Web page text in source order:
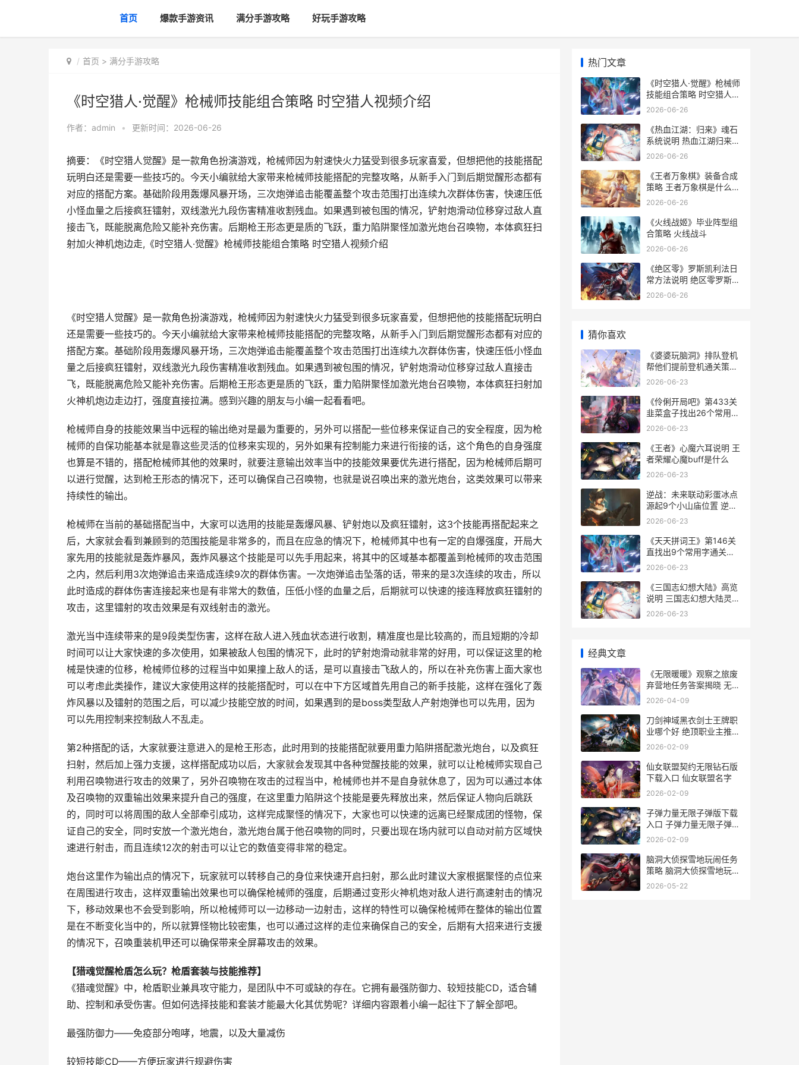
首页 爆款手游资讯 满分手游攻略 好玩手游攻略
首页 > 满分手游攻略
《时空猎人·觉醒》枪械师技能组合策略 时空猎人视频介绍
作者： admin • 更新时间：2026-06-26
摘要：《时空猎人觉醒》是一款角色扮演游戏，枪械师因为射速快火力猛受到很多玩家喜爱，但想把他的技能搭配
玩明白还是需要一些技巧的。今天小编就给大家带来枪械师技能搭配的完整攻略，从新手入门到后期觉醒形态都有
对应的搭配方案。基础阶段用轰爆风暴开场，三次炮弹追击能覆盖整个攻击范围打出连续九次群体伤害，快速压低
小怪血量之后接疯狂镭射，双线激光九段伤害精准收割残血。如果遇到被包围的情况，铲射炮滑动位移穿过敌人直
接击飞，既能脱离危险又能补充伤害。后期枪王形态更是质的飞跃，重力陷阱聚怪加激光炮台召唤物，本体疯狂扫
射加火神机炮边走,《时空猎人·觉醒》枪械师技能组合策略 时空猎人视频介绍
《时空猎人觉醒》是一款角色扮演游戏，枪械师因为射速快火力猛受到很多玩家喜爱，但想把他的技能搭配玩明白
还是需要一些技巧的。今天小编就给大家带来枪械师技能搭配的完整攻略，从新手入门到后期觉醒形态都有对应的
搭配方案。基础阶段用轰爆风暴开场，三次炮弹追击能覆盖整个攻击范围打出连续九次群体伤害，快速压低小怪血
量之后接疯狂镭射，双线激光九段伤害精准收割残血。如果遇到被包围的情况，铲射炮滑动位移穿过敌人直接击
飞，既能脱离危险又能补充伤害。后期枪王形态更是质的飞跃，重力陷阱聚怪加激光炮台召唤物，本体疯狂扫射加
火神机炮边走边打，强度直接拉满。感到兴趣的朋友与小编一起看看吧。
枪械师自身的技能效果当中远程的输出绝对是最为重要的，另外可以搭配一些位移来保证自己的安全程度，因为枪
械师的自保功能基本就是靠这些灵活的位移来实现的，另外如果有控制能力来进行衔接的话，这个角色的自身强度
也算是不错的，搭配枪械师其他的效果时，就要注意输出效率当中的技能效果要优先进行搭配，因为枪械师后期可
以进行觉醒，达到枪王形态的情况下，还可以确保自己召唤物，也就是说召唤出来的激光炮台，这类效果可以带来
持续性的输出。
枪械师在当前的基础搭配当中，大家可以选用的技能是轰爆风暴、铲射炮以及疯狂镭射，这3个技能再搭配起来之
后，大家就会看到兼顾到的范围技能是非常多的，而且在应急的情况下，枪械师其中也有一定的自爆强度，开局大
家先用的技能就是轰炸暴风，轰炸风暴这个技能是可以先手用起来，将其中的区域基本都覆盖到枪械师的攻击范围
之内，然后利用3次炮弹追击来造成连续9次的群体伤害。一次炮弹追击坠落的话，带来的是3次连续的攻击，所以
此时造成的群体伤害连接起来也是有非常大的数值，压低小怪的血量之后，后期就可以快速的接连释放疯狂镭射的
攻击，这里镭射的攻击效果是有双线射击的激光。
激光当中连续带来的是9段类型伤害，这样在敌人进入残血状态进行收割，精准度也是比较高的，而且短期的冷却
时间可以让大家快速的多次使用，如果被敌人包围的情况下，此时的铲射炮滑动就非常的好用，可以保证这里的枪
械是快速的位移，枪械师位移的过程当中如果撞上敌人的话，是可以直接击飞敌人的，所以在补充伤害上面大家也
可以考虑此类操作，建议大家使用这样的技能搭配时，可以在中下方区域首先用自己的新手技能，这样在强化了轰
炸风暴以及镭射的范围之后，可以减少技能空放的时间，如果遇到的是boss类型敌人产射炮弹也可以先用，因为
可以先用控制来控制敌人不乱走。
第2种搭配的话，大家就要注意进入的是枪王形态，此时用到的技能搭配就要用重力陷阱搭配激光炮台，以及疯狂
扫射，然后加上强力支援，这样搭配成功以后，大家就会发现其中各种觉醒技能的效果，就可以让枪械师实现自己
利用召唤物进行攻击的效果了，另外召唤物在攻击的过程当中，枪械师也并不是自身就休息了，因为可以通过本体
及召唤物的双重输出效果来提升自己的强度，在这里重力陷阱这个技能是要先释放出来，然后保证人物向后跳跃
的，同时可以将周围的敌人全部牵引成功，这样完成聚怪的情况下，大家也可以快速的远离已经聚成团的怪物，保
证自己的安全，同时安放一个激光炮台，激光炮台属于他召唤物的同时，只要出现在场内就可以自动对前方区域快
速进行射击，而且连续12次的射击可以让它的数值变得非常的稳定。
炮台这里作为输出点的情况下，玩家就可以转移自己的身位来快速开启扫射，那么此时建议大家根据聚怪的点位来
在周围进行攻击，这样双重输出效果也可以确保枪械师的强度，后期通过变形火神机炮对敌人进行高速射击的情况
下，移动效果也不会受到影响，所以枪械师可以一边移动一边射击，这样的特性可以确保枪械师在整体的输出位置
是在不断变化当中的，所以就算怪物比较密集，也可以通过这样的走位来确保自己的安全，后期有大招来进行支援
的情况下，召唤重装机甲还可以确保带来全屏幕攻击的效果。
【猎魂觉醒枪盾怎么玩？枪盾套装与技能推荐】
《猎魂觉醒》中，枪盾职业兼具攻守能力，是团队中不可或缺的存在。它拥有最强防御力、较短技能CD，适合辅
助、控制和承受伤害。但如何选择技能和套装才能最大化其优势呢？详细内容跟着小编一起往下了解全部吧。
最强防御力——免疫部分咆哮，地震，以及大量减伤
较短技能CD——方便玩家进行规避伤害
热门文章
《时空猎人·觉醒》枪械师
技能组合策略 时空猎人视
频介绍
2026-06-26
《热血江湖：归来》魂石
系统说明 热血江湖归来兑
换码
2026-06-26
《王者万象棋》装备合成
策略 王者万象棋是什么类
型的游戏
2026-06-26
《火线战姬》毕业阵型组
合策略 火线战斗
2026-06-26
《绝区零》罗斯凯利法日
常方法说明 绝区零罗斯凯
利法
2026-06-26
猜你喜欢
《婆婆玩脑洞》排队登机
帮他们提前登机通关策略
婆婆游戏下载
2026-06-23
《伶俐开局吧》第433关
韭菜盒子找出26个常用字
通关策略 《伶俐开局吧》
2026-06-23
《王者》心魔六耳说明 王
者荣耀心魔buff是什么
2026-06-23
逆战：未来联动彩蛋冰点
源起9个小山庙位置 逆战
未来联动浪浪山
2026-06-23
《天天拼词王》第146关
直找出9个常用字通关策
略 天天拼词王攻略
2026-06-23
《三国志幻想大陆》高览
说明 三国志幻想大陆灵犀
官网
2026-06-23
经典文章
《无限暖暖》观察之旅废
弃营地任务答案揭晓 无限
温暖是什么意思
2026-04-09
刀剑神域黑衣剑士王牌职
业哪个好 绝顶职业主推
刀剑神域黑衣剑士下载
2026-02-09
仙女联盟契约无限钻石版
下载入口 仙女联盟名字
2026-02-09
子弹力量无限子弹版下载
入口 子弹力量无限子弹版
1.100版本2023最新版本
2026-02-09
脑洞大侦探雪地玩闹任务
策略 脑洞大侦探雪地玩闹
怎么过
2026-05-22